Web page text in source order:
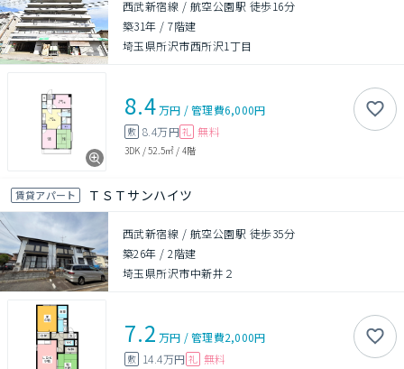
西武新宿線 / 航空公園駅 徒歩16分
築31年 /7階建
埼玉県所沢市西所沢1丁目
8.4万円 /管理費6,000円
敷 8.4万円 礼 無料
3DK /52.5㎡ / 4階
賃貸アパート ＴＳＴサンハイツ
西武新宿線 / 航空公園駅 徒歩35分
築26年 /2階建
埼玉県所沢市中新井２
7.2 万円 /管理費2,000円
敷 14.4万円 礼 無料